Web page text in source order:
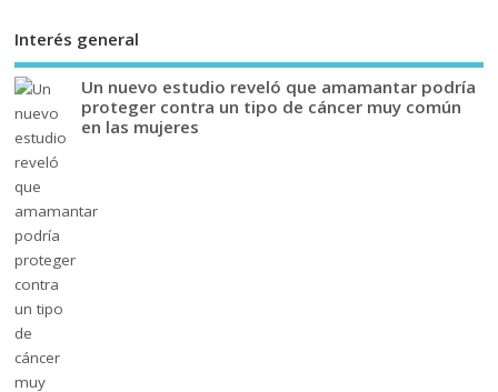
Interés general
Un nuevo estudio reveló que amamantar podría
proteger contra un tipo de cáncer muy común
en las mujeres